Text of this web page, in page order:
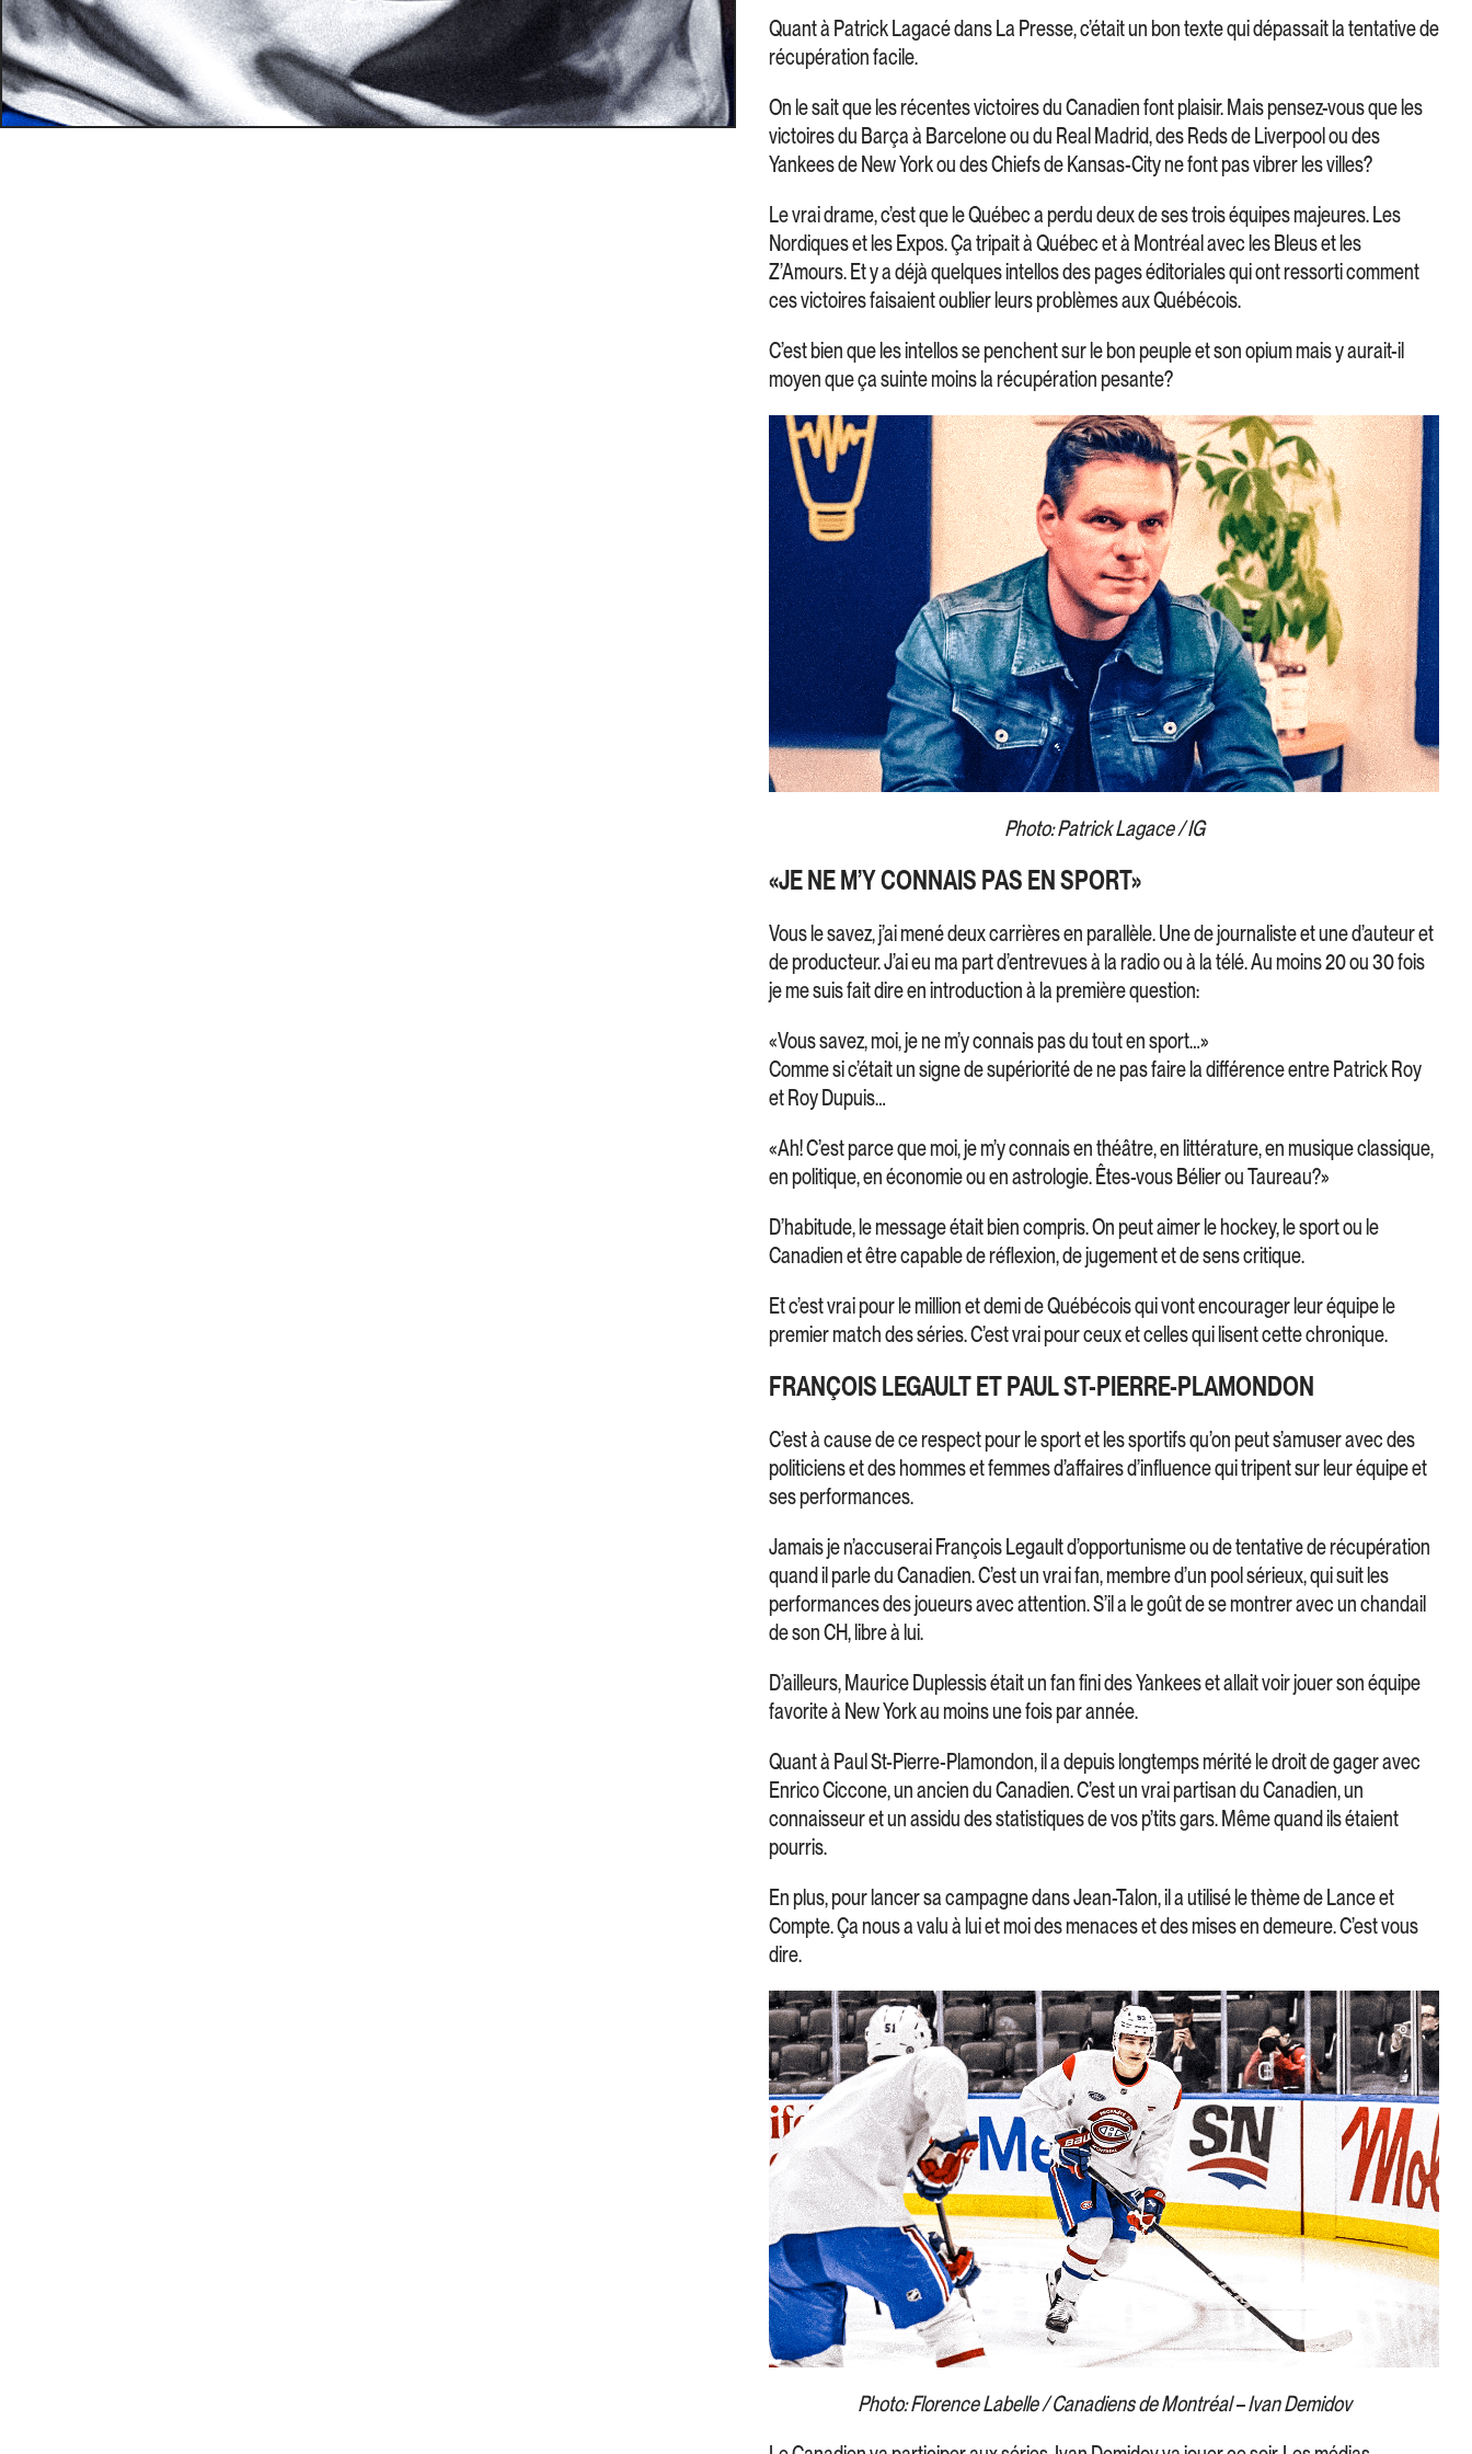
Quant à Patrick Lagacé dans La Presse, c’était un bon texte qui dépassait la tentative de
récupération facile.
On le sait que les récentes victoires du Canadien font plaisir. Mais pensez-vous que les
victoires du Barça à Barcelone ou du Real Madrid, des Reds de Liverpool ou des
Yankees de New York ou des Chiefs de Kansas-City ne font pas vibrer les villes?
Le vrai drame, c’est que le Québec a perdu deux de ses trois équipes majeures. Les
Nordiques et les Expos. Ça tripait à Québec et à Montréal avec les Bleus et les
Z’Amours. Et y a déjà quelques intellos des pages éditoriales qui ont ressorti comment
ces victoires faisaient oublier leurs problèmes aux Québécois.
C’est bien que les intellos se penchent sur le bon peuple et son opium mais y aurait-il
moyen que ça suinte moins la récupération pesante?
Photo: Patrick Lagace / IG
«JE NE M’Y CONNAIS PAS EN SPORT»
Vous le savez, j’ai mené deux carrières en parallèle. Une de journaliste et une d’auteur et
de producteur. J’ai eu ma part d’entrevues à la radio ou à la télé. Au moins 20 ou 30 fois
je me suis fait dire en introduction à la première question:
«Vous savez, moi, je ne m’y connais pas du tout en sport…»
Comme si c’était un signe de supériorité de ne pas faire la différence entre Patrick Roy
et Roy Dupuis…
«Ah! C’est parce que moi, je m’y connais en théâtre, en littérature, en musique classique,
en politique, en économie ou en astrologie. Êtes-vous Bélier ou Taureau?»
D’habitude, le message était bien compris. On peut aimer le hockey, le sport ou le
Canadien et être capable de réflexion, de jugement et de sens critique.
Et c’est vrai pour le million et demi de Québécois qui vont encourager leur équipe le
premier match des séries. C’est vrai pour ceux et celles qui lisent cette chronique.
FRANÇOIS LEGAULT ET PAUL ST-PIERRE-PLAMONDON
C’est à cause de ce respect pour le sport et les sportifs qu’on peut s’amuser avec des
politiciens et des hommes et femmes d’affaires d’influence qui tripent sur leur équipe et
ses performances.
Jamais je n’accuserai François Legault d’opportunisme ou de tentative de récupération
quand il parle du Canadien. C’est un vrai fan, membre d’un pool sérieux, qui suit les
performances des joueurs avec attention. S’il a le goût de se montrer avec un chandail
de son CH, libre à lui.
D’ailleurs, Maurice Duplessis était un fan fini des Yankees et allait voir jouer son équipe
favorite à New York au moins une fois par année.
Quant à Paul St-Pierre-Plamondon, il a depuis longtemps mérité le droit de gager avec
Enrico Ciccone, un ancien du Canadien. C’est un vrai partisan du Canadien, un
connaisseur et un assidu des statistiques de vos p’tits gars. Même quand ils étaient
pourris.
En plus, pour lancer sa campagne dans Jean-Talon, il a utilisé le thème de Lance et
Compte. Ça nous a valu à lui et moi des menaces et des mises en demeure. C’est vous
dire.
Photo: Florence Labelle / Canadiens de Montréal – Ivan Demidov